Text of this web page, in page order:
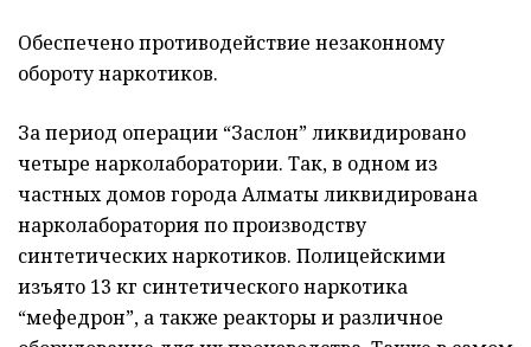
Обеспечено противодействие незаконному
обороту наркотиков.
За период операции “Заслон” ликвидировано
четыре нарколаборатории. Так, в одном из
частных домов города Алматы ликвидирована
нарколаборатория по производству
синтетических наркотиков. Полицейскими
изъято 13 кг синтетического наркотика
“мефедрон”, а также реакторы и различное